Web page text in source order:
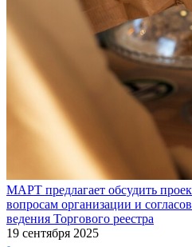
МАРТ предлагает обсудить
вопросам организации и
ведения Торгового реестра
19 сентября 2025